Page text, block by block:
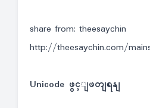
share from: theesaychin
http://theesaychin.com/
Unicode ဖွင့ျဖတျရနျ